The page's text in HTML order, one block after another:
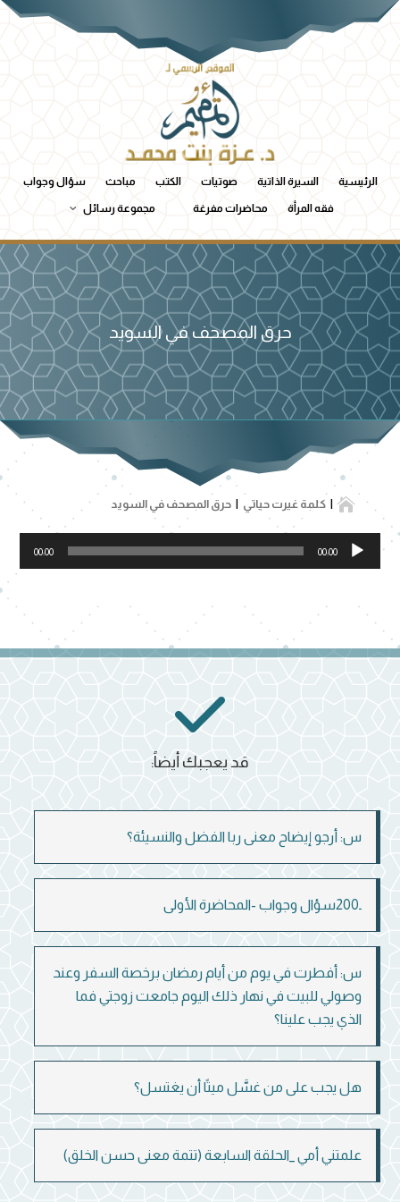
الرئيسية السيرة الذاتية صوتيات الكتب مباحث سؤال وجواب
فقه المرأة محاضرات مفرغة مجموعة رسائل
حرق المصحف في السويد
 كلمة غيرت حياتي حرق المصحف في السويد
مشغل
الصوت
00:00
00:00
س: أرجو إيضاح معنى ربا الفضل والنسيئة؟
ـ200سؤال وجواب -المحاضرة الأولى
س: أفطرت في يوم من أيام رمضان برخصة السفر وعند
وصولي للبيت في نهار ذلك اليوم جامعت زوجتي فما
الذي يجب علينا؟
هل يجب على من غسَّل ميتًا أن يغتسل؟
علمتني أمي _الحلقة السابعة (تتمة معنى حسن الخلق)
قد يعجبك أيضاً: